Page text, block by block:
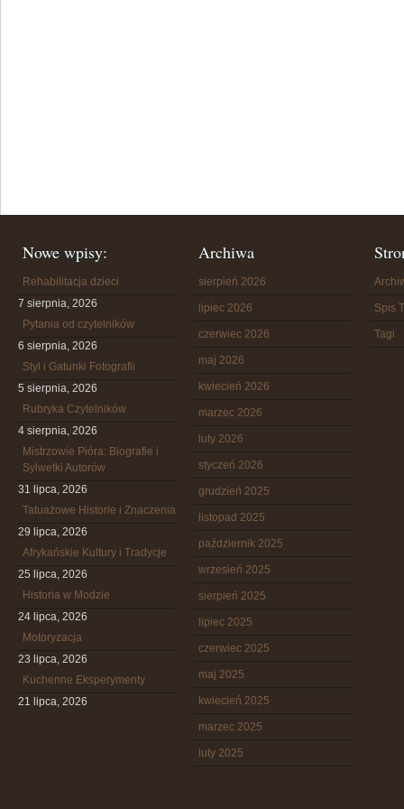
Nowe wpisy:
Rehabilitacja dzieci
7 sierpnia, 2026
Pytania od czytelników
6 sierpnia, 2026
Styl i Gatunki Fotografii
5 sierpnia, 2026
Rubryka Czytelników
4 sierpnia, 2026
Mistrzowie Pióra: Biografie i
Sylwetki Autorów
31 lipca, 2026
Tatuażowe Historie i Znaczenia
29 lipca, 2026
Afrykańskie Kultury i Tradycje
25 lipca, 2026
Historia w Modzie
24 lipca, 2026
Motoryzacja
23 lipca, 2026
Kuchenne Eksperymenty
21 lipca, 2026
Archiwa
sierpień 2026
lipiec 2026
czerwiec 2026
maj 2026
kwiecień 2026
marzec 2026
luty 2026
styczeń 2026
grudzień 2025
listopad 2025
październik 2025
wrzesień 2025
sierpień 2025
lipiec 2025
czerwiec 2025
maj 2025
kwiecień 2025
marzec 2025
luty 2025
Spis
Tagi